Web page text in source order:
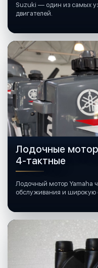
Suzuki — один из самых
двигателей.
Лодочные
4-тактные
Лодочный мотор Yamaha
обслуживания и широкую